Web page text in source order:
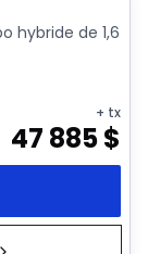
hybride de 1,6
+ tx
47 885$